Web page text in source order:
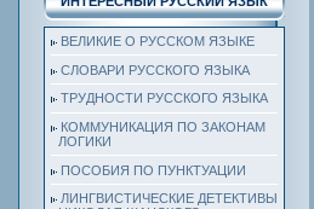
ВЕЛИКИЕ О РУССКОМ ЯЗЫКЕ
СЛОВАРИ РУССКОГО ЯЗЫКА
ТРУДНОСТИ РУССКОГО ЯЗЫКА
КОММУНИКАЦИЯ ПО ЗАКОНАМ
ЛОГИКИ
ПОСОБИЯ ПО ПУНКТУАЦИИ
ЛИНГВИСТИЧЕСКИЕ ДЕТЕКТИВЫ